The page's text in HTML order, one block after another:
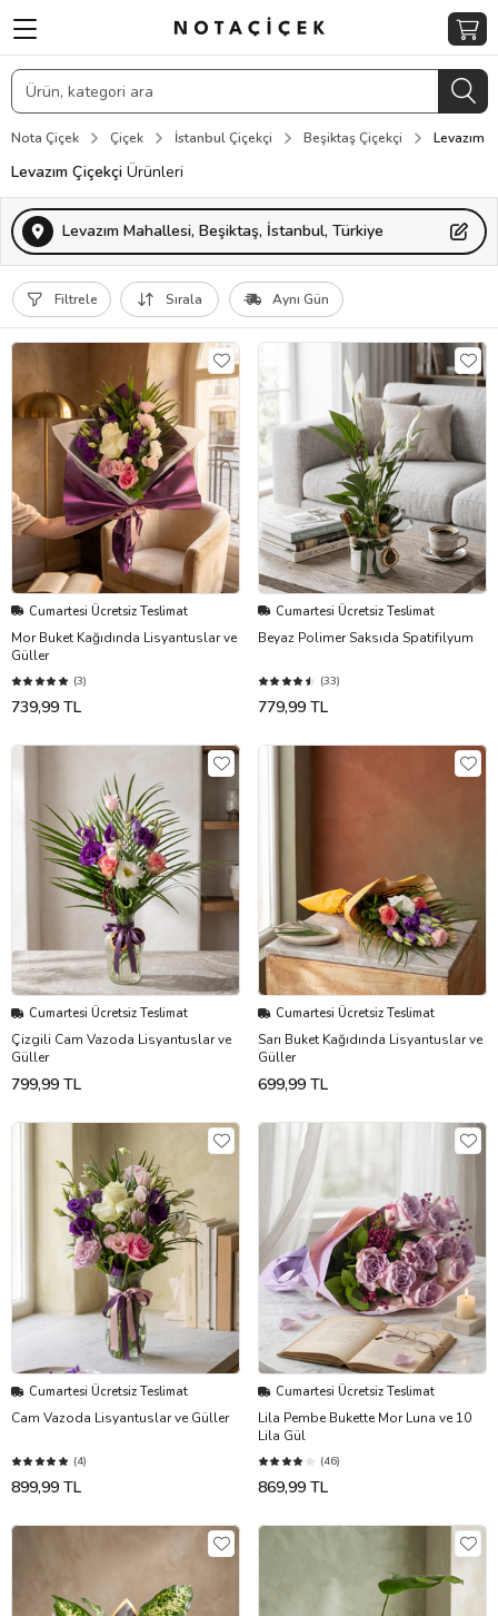
Nota Çiçek Çiçek İstanbul Çiçekçi Beşiktaş Çiçekçi Levazım
Levazım Çiçekçi Ürünleri
Levazım Mahallesi, Beşiktaş, İstanbul, Türkiye
Filtrele Sırala Aynı Gün
Cumartesi Ücretsiz Teslimat
Mor Buket Kağıdında Lisyantuslar ve
Güller
(3)
739,99 TL
Cumartesi Ücretsiz Teslimat
Beyaz Polimer Saksıda Spatifilyum
(33)
779,99 TL
Cumartesi Ücretsiz Teslimat
Çizgili Cam Vazoda Lisyantuslar ve
Güller
799,99 TL
Cumartesi Ücretsiz Teslimat
Sarı Buket Kağıdında Lisyantuslar ve
Güller
699,99 TL
Cumartesi Ücretsiz Teslimat
Cam Vazoda Lisyantuslar ve Güller
(4)
899,99 TL
Cumartesi Ücretsiz Teslimat
Lila Pembe Bukette Mor Luna ve 10
Lila Gül
(46)
869,99 TL